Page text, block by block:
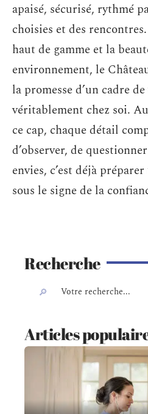
apaisé, sécurisé, rythmé
choisies et des
haut de gamme et la
environnement, le
la promesse d’un cadre
véritablement chez soi.
ce cap, chaque détail
d’observer, de
envies, c’est déjà
sous le signe de la
Recherche
Articles